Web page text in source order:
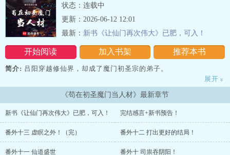
状态：连载中
开始阅读 加入书架 推荐本书
更新：2026-06-12 12:01
最新： 新书《让仙门再次伟大》已肥，可入！
简介: 吕阳穿越修仙界，却成了魔门初圣宗的弟子。
幸得异宝【百世书】，死后可以重开一世，让一切从头再来，还能带
回前世的宝物，修为，寿命，甚至觉醒特殊的天赋。
眼见修仙界乱世将至，吕阳原本决定先在魔门苟住，一世世苦修，不
成仙不出山，奈何魔门凶险异常，遍地都是人材。第一世，吕阳惨遭
展开 »
《苟在初圣魔门当人材》最新章节
新书《让仙门再次伟大》已肥，可入！ 完结感言+新书预告！
番外十三 虚瞑之外！（完） 番外十二 打出更好的结局！
番外十一 仙道盛世 番外十 司祟吞阴阳！